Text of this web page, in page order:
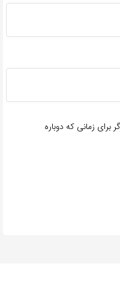
برای زمانی که دوباره